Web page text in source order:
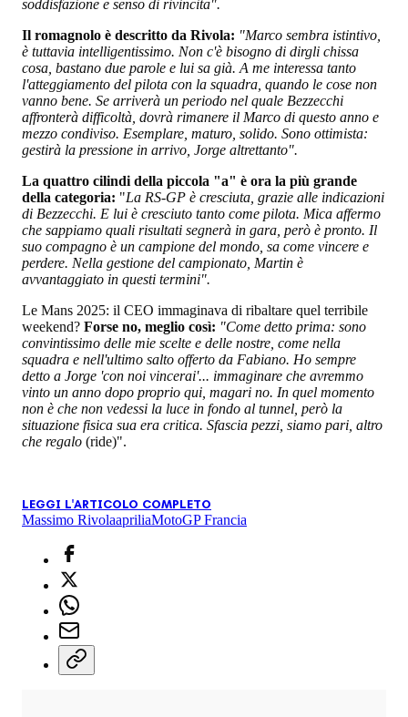
soddisfazione e senso di rivincita".
Il romagnolo è descritto da Rivola: "Marco sembra istintivo,
è tuttavia intelligentissimo. Non c'è bisogno di dirgli chissa
cosa, bastano due parole e lui sa già. A me interessa tanto
l'atteggiamento del pilota con la squadra, quando le cose non
vanno bene. Se arriverà un periodo nel quale Bezzecchi
affronterà difficoltà, dovrà rimanere il Marco di questo anno e
mezzo condiviso. Esemplare, maturo, solido. Sono ottimista:
gestirà la pressione in arrivo, Jorge altrettanto".
La quattro cilindi della piccola "a" è ora la più grande
della categoria: "La RS-GP è cresciuta, grazie alle indicazioni
di Bezzecchi. E lui è cresciuto tanto come pilota. Mica affermo
che sappiamo quali risultati segnerà in gara, però è pronto. Il
suo compagno è un campione del mondo, sa come vincere e
perdere. Nella gestione del campionato, Martin è
avvantaggiato in questi termini".
Le Mans 2025: il CEO immaginava di ribaltare quel terribile
weekend? Forse no, meglio così: "Come detto prima: sono
convintissimo delle mie scelte e delle nostre, come nella
squadra e nell'ultimo salto offerto da Fabiano. Ho sempre
detto a Jorge 'con noi vincerai'... immaginare che avremmo
vinto un anno dopo proprio qui, magari no. In quel momento
non è che non vedessi la luce in fondo al tunnel, però la
situazione fisica sua era critica. Sfascia pezzi, siamo pari, altro
che regalo (ride)".
LEGGI L'ARTICOLO COMPLETO
Massimo RivolaapriliaMotoGP Francia